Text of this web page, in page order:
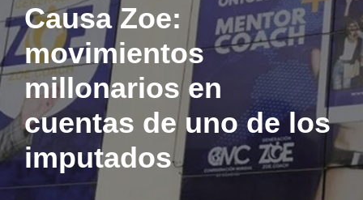
Causa Zoe:
movimientos
millonarios en
cuentas de uno de los
imputados